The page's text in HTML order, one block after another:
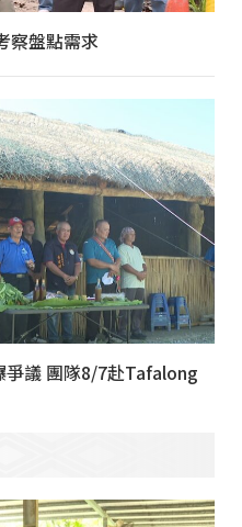
察盤點需求
爭議 團隊8/7赴Tafalong